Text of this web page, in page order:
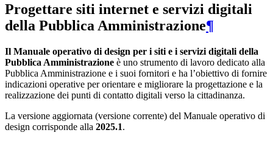
Progettare siti internet e servizi digitali
della Pubblica Amministrazione¶
Il Manuale operativo di design per i siti e i servizi digitali della
Pubblica Amministrazione è uno strumento di lavoro dedicato alla
Pubblica Amministrazione e i suoi fornitori e ha l’obiettivo di fornire
indicazioni operative per orientare e migliorare la progettazione e la
realizzazione dei punti di contatto digitali verso la cittadinanza.
La versione aggiornata (versione corrente) del Manuale operativo di
design corrisponde alla 2025.1.